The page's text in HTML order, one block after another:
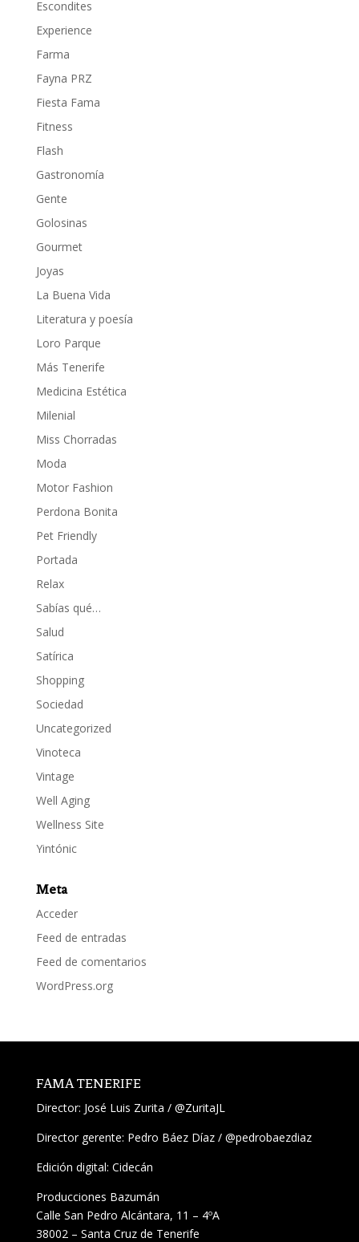
Escondites
Experience
Farma
Fayna PRZ
Fiesta Fama
Fitness
Flash
Gastronomía
Gente
Golosinas
Gourmet
Joyas
La Buena Vida
Literatura y poesía
Loro Parque
Más Tenerife
Medicina Estética
Milenial
Miss Chorradas
Moda
Motor Fashion
Perdona Bonita
Pet Friendly
Portada
Relax
Sabías qué…
Salud
Satírica
Shopping
Sociedad
Uncategorized
Vinoteca
Vintage
Well Aging
Wellness Site
Yintónic
Meta
Acceder
Feed de entradas
Feed de comentarios
WordPress.org
FAMA TENERIFE
Director: José Luis Zurita / @ZuritaJL
Director gerente: Pedro Báez Díaz / @pedrobaezdiaz
Edición digital: Cidecán
Producciones Bazumán
Calle San Pedro Alcántara, 11 – 4ºA
38002 – Santa Cruz de Tenerife